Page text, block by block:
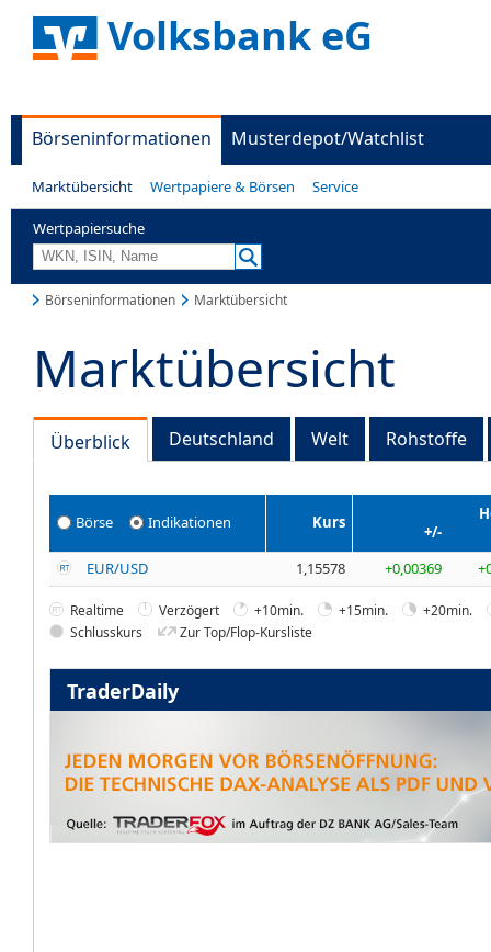
Volksbank eG
Börseninformationen Musterdepot/Watchlist
Marktübersicht Wertpapiere & Börsen Service
Wertpapiersuche
Börseninformationen Marktübersicht
Marktübersicht
Überblick Deutschland Welt Rohstoffe
Börse Indikationen Kurs
+/-
EUR/USD
1,15578 +0,00369
Realtime Verzögert +10min. +15min.
+20min.
Schlusskurs
Zur Top/Flop-Kursliste
TraderDaily